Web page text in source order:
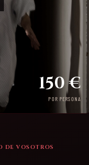
150 €
POR PERSONA
DE VOSOTROS